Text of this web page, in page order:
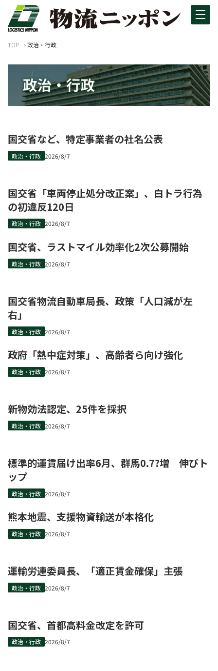
TOP 政治・行政
国交省など、特定事業者の社名公表
政治・行政 2026/8/7
国交省「車両停止処分改正案」、白トラ行為
の初違反120日
政治・行政 2026/8/7
国交省、ラストマイル効率化2次公募開始
政治・行政 2026/8/7
国交省物流自動車局長、政策「人口減が左
右」
政治・行政 2026/8/7
政府「熱中症対策」、高齢者ら向け強化
政治・行政 2026/8/7
新物効法認定、25件を採択
政治・行政 2026/8/7
標準的運賃届け出率6月、群馬0.7?増 伸びト
ップ
政治・行政 2026/8/7
熊本地震、支援物資輸送が本格化
政治・行政 2026/8/7
運輸労連委員長、「適正賃金確保」主張
政治・行政 2026/8/7
国交省、首都高料金改定を許可
政治・行政 2026/8/7